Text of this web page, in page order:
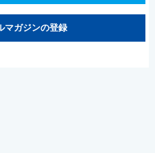
マガジンの登録